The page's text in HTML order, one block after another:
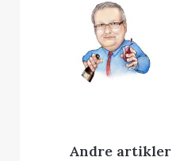
Andre artikler